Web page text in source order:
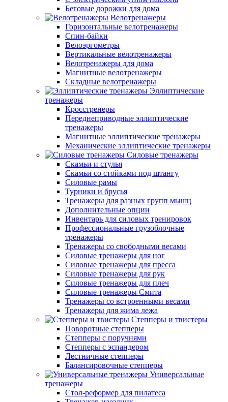
Беговые дорожки для дома
Велотренажеры
Горизонтальные велотренажеры
Спин-байки
Велоэргометры
Вертикальные велотренажеры
Велотренажеры для дома
Магнитные велотренажеры
Складные велотренажеры
Эллиптические
тренажеры
Кросстренеры
Переднеприводные эллиптические
тренажеры
Магнитные эллиптические тренажеры
Механические эллиптические тренажеры
Силовые тренажеры
Скамьи и стулья
Скамьи со стойками под штангу
Силовые рамы
Турники и брусья
Тренажеры для разных групп мышц
Дополнительные опции
Инвентарь для силовых тренировок
Профессиональные грузоблочные
тренажеры
Тренажеры со свободными весами
Силовые тренажеры для ног
Силовые тренажеры для пресса
Силовые тренажеры для рук
Силовые тренажеры для плеч
Силовые тренажеры Смита
Тренажеры со встроенными весами
Тренажеры для жима лежа
Степперы и твистеры
Поворотные степперы
Степперы с поручнями
Степперы с эспандером
Лестничные степперы
Балансировочные степперы
Универсальные
тренажеры
Стол-реформер для пилатеса